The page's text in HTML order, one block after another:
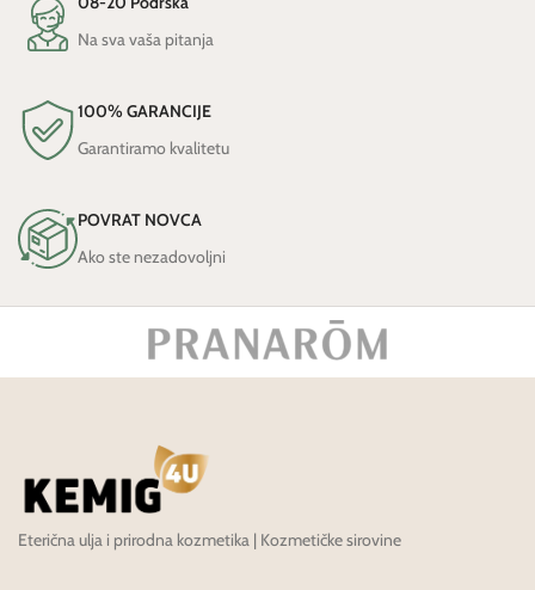
Na sva vaša pitanja
100% GARANCIJE
Garantiramo kvalitetu
POVRAT NOVCA
Ako ste nezadovoljni
Eterična ulja i prirodna kozmetika | Kozmetičke sirovine